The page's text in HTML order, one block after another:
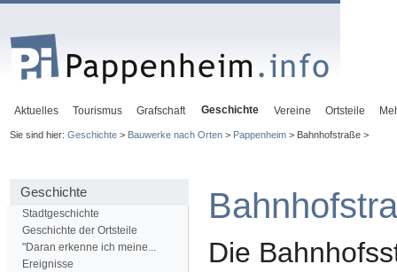
Aktuelles Tourismus Grafschaft Geschichte Vereine Ortsteile
Sie sind hier: Geschichte> Bauwerke nach Orten> Pappenheim> Bahnhofstraße >
Geschichte
Stadtgeschichte
Geschichte der Ortsteile
"Daran erkenne ich meine...
Ereignisse
Die